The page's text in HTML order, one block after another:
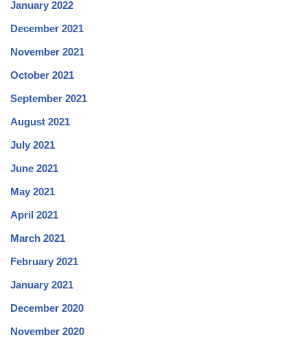
January 2022
December 2021
November 2021
October 2021
September 2021
August 2021
July 2021
June 2021
May 2021
April 2021
March 2021
February 2021
January 2021
December 2020
November 2020